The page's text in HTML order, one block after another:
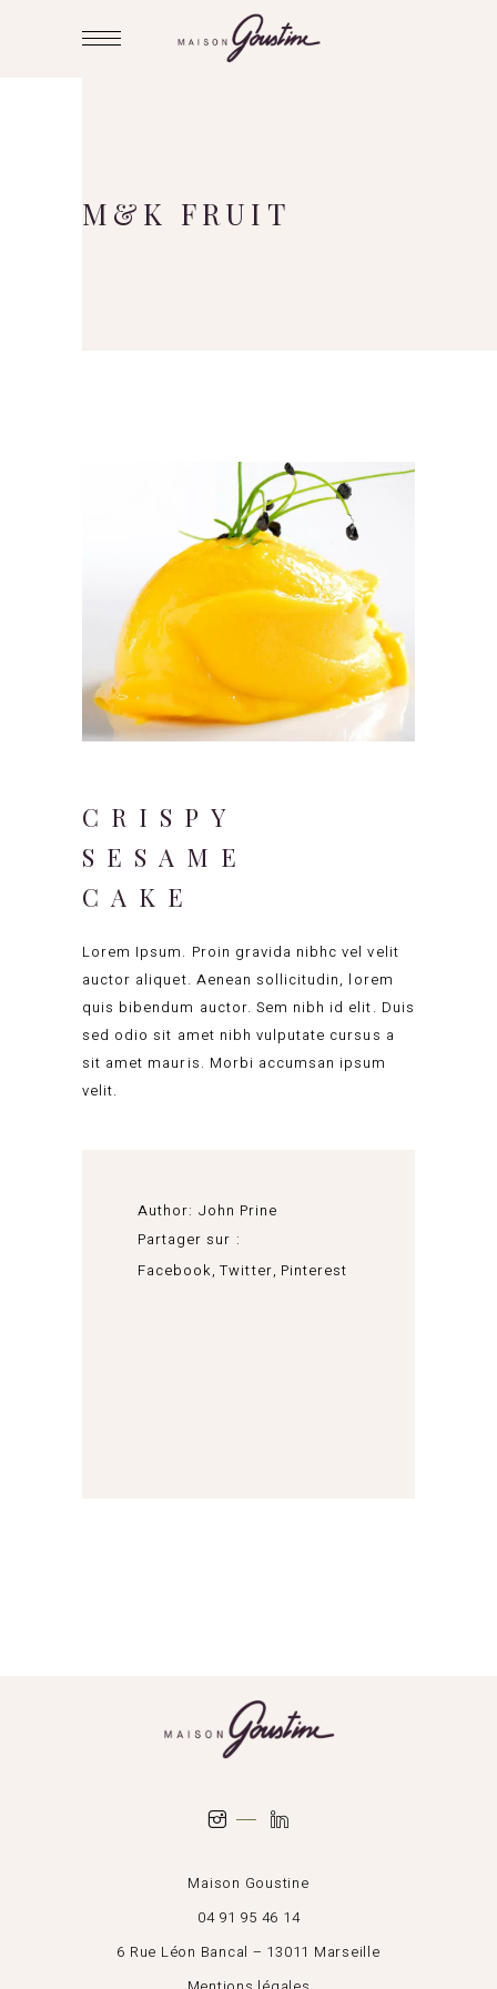
M&K FRUIT
CRISPY
SESAME
CAKE
Lorem Ipsum. Proin gravida nibhc vel velit
auctor aliquet. Aenean sollicitudin, lorem
quis bibendum auctor. Sem nibh id elit. Duis
sed odio sit amet nibh vulputate cursus a
sit amet mauris. Morbi accumsan ipsum
velit.
Author: John Prine
Partager sur :
Facebook Twitter Pinterest
Maison Goustine
04 91 95 46 14
6 Rue Léon Bancal – 13011 Marseille